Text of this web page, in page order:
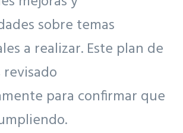
sobre temas
a realizar. Este plan de
para confirmar que